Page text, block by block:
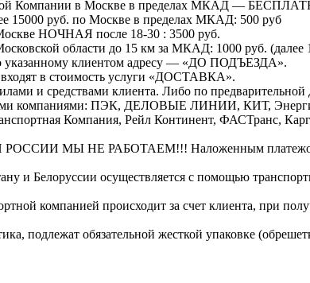
Компании в Москве в пределах МКАД —
15000 руб. по Москве в пределах МКАД: 500 руб
НОЧНАЯ после 18-30 : 3500 руб.
области до 15 км за МКАД: 1000 руб. (далее
указанному клиентом адресу — «ДО ПОДЪЕЗДА».
входят в стоимость услуги «ДОСТАВКА».
и средствами клиента. Либо по
компаниями: ПЭК, ДЕЛОВЫЕ ЛИНИИ, КИТ,
Компания, Рейл Континент, ФАСТранс,
МЫ НЕ РАБОТАЕМ!!! Наложенным платежом
и Белоруссии осуществляется с помощью
компанией происходит за счет клиента, при
подлежат обязательной жесткой упаковке